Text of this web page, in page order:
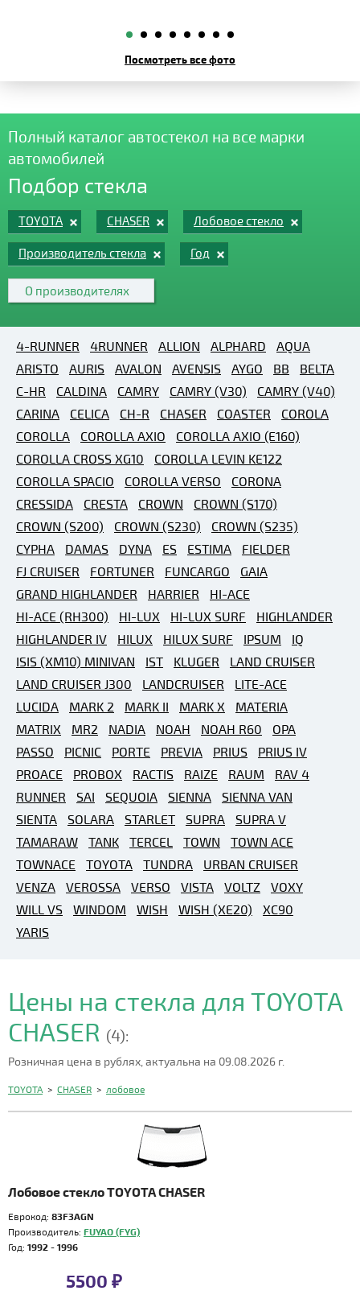
Посмотреть все фото
Полный каталог автостекол на все марки
автомобилей
Подбор стекла
TOYOTA CHASER Лобовое стекло
Производитель стекла Год
О производителях
4-RUNNER 4RUNNER ALLION ALPHARD
AQUA
ARISTO
AURIS AVALON AVENSIS AYGO BB
BELTA
C-HR
CALDINA CAMRY CAMRY (V30)
CAMRY (V40)
CARINA
CELICA CH-R CHASER COASTER
COROLA
COROLLA
COROLLA AXIO
COROLLA AXIO (E160)
COROLLA CROSS XG10
COROLLA LEVIN KE122
COROLLA SPACIO
COROLLA VERSO
CORONA
CRESSIDA
CRESTA CROWN
CROWN (S170)
CROWN (S200)
CROWN (S230)
CROWN (S235)
CYPHA
DAMAS DYNA ES ESTIMA
FIELDER
FJ CRUISER
FORTUNER FUNCARGO
GAIA
GRAND HIGHLANDER
HARRIER
HI-ACE
HI-ACE (RH300)
HI-LUX HI-LUX SURF
HIGHLANDER
HIGHLANDER IV
HILUX HILUX SURF IPSUM
IQ
ISIS (XM10) MINIVAN
IST KLUGER
LAND CRUISER
LAND CRUISER J300
LANDCRUISER
LITE-ACE
LUCIDA
MARK 2 MARK II MARK X
MATERIA
MATRIX
MR2 NADIA NOAH NOAH R60
OPA
PASSO
PICNIC PORTE PREVIA PRIUS
PRIUS IV
PROACE
PROBOX RACTIS RAIZE RAUM
RAV 4
RUNNER
SAI SEQUOIA SIENNA
SIENNA VAN
SIENTA
SOLARA STARLET SUPRA
SUPRA V
TAMARAW
TANK TERCEL TOWN
TOWN ACE
TOWNACE
TOYOTA TUNDRA
URBAN CRUISER
VENZA
VEROSSA VERSO VISTA VOLTZ
VOXY
WILL VS
WINDOM WISH WISH (XE20)
XC90
YARIS
Цены на стекла для TOYOTA
CHASER (4):
Розничная цена в рублях, актуальна на 09.08.2026 г.
TOYOTA > CHASER > лобовое
Лобовое стекло TOYOTA CHASER
Еврокод: 83F3AGN
Производитель: FUYAO (FYG)
Год: 1992 - 1996
5500 ₽